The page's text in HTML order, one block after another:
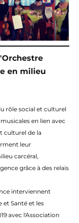
en milieu
rôle social et culturel
en lien avec
culturel de la
leur
carcéral,
grâce à des relais
interviennent
et Santé et les
avec l'Association